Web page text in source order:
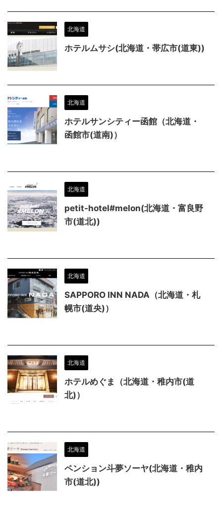
北海道
ホテルムサシ(北海道・帯広市(道東))
北海道
ホテルサンシティー函館（北海道・
函館市(道南)）
北海道
petit-hotel#melon(北海道・富良野
市(道北))
北海道
SAPPORO INN NADA（北海道・札
幌市(道央)）
北海道
ホテルめぐま（北海道・稚内市(道
北)）
北海道
ペンション斗夢ソーヤ(北海道・稚内
市(道北))